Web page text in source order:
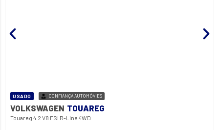
USADO CONFIANÇA AUTOMÓVIES
VOLKSWAGEN TOUAREG
Touareg 4.2 V8 FSI R-Line 4WD